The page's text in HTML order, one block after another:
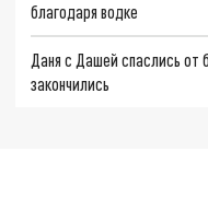
благодаря водке
Даня с Дашей спаслись от
закончились